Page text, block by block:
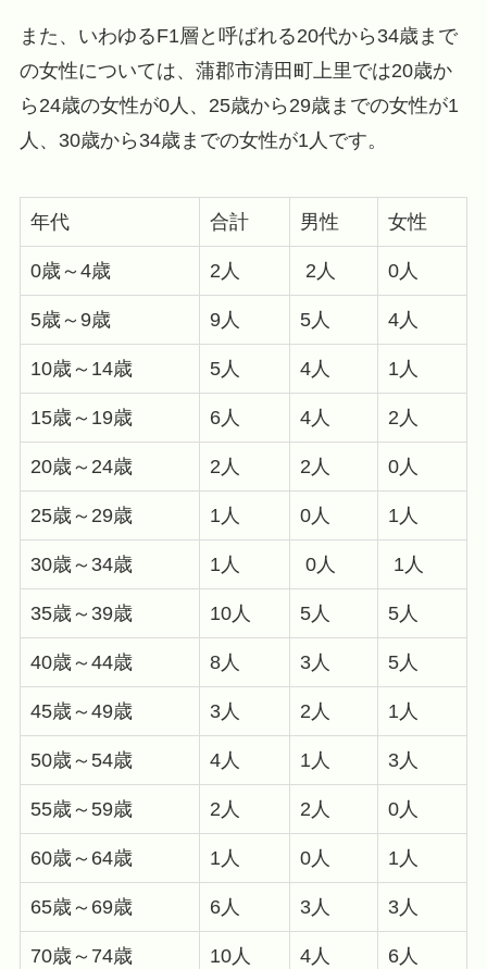
また、いわゆるF1層と呼ばれる20代から34歳まで
の女性については、蒲郡市清田町上里では20歳か
ら24歳の女性が0人、25歳から29歳までの女性が1
人、30歳から34歳までの女性が1人です。
年代 合計 男性 女性
0歳～4歳 2人 2人 0人
5歳～9歳 9人 5人 4人
10歳～14歳 5人 4人 1人
15歳～19歳 6人 4人 2人
20歳～24歳 2人 2人 0人
25歳～29歳 1人 0人 1人
30歳～34歳 1人 0人 1人
35歳～39歳 10人 5人 5人
40歳～44歳 8人 3人 5人
45歳～49歳 3人 2人 1人
50歳～54歳 4人 1人 3人
55歳～59歳 2人 2人 0人
60歳～64歳 1人 0人 1人
65歳～69歳 6人 3人 3人
70歳～74歳 10人 4人 6人